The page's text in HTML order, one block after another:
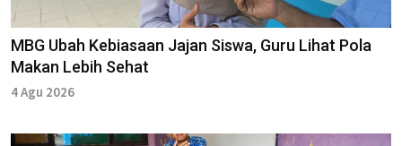
MBG Ubah Kebiasaan Jajan Siswa, Guru Lihat Pola
Makan Lebih Sehat
4 Agu 2026